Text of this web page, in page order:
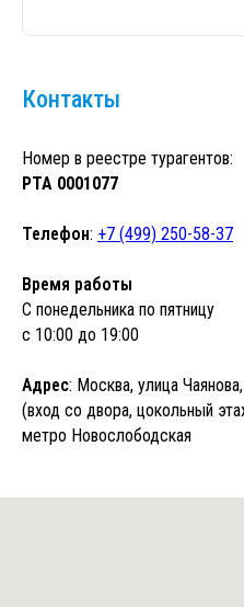
Контакты
Номер в реестре турагентов:
РТА 0001077
Телефон: +7 (499) 250-58-37
Время работы
С понедельника по пятницу
с 10:00 до 19:00
Адрес: Москва, улица
(вход со двора, цокольный
метро Новослободская